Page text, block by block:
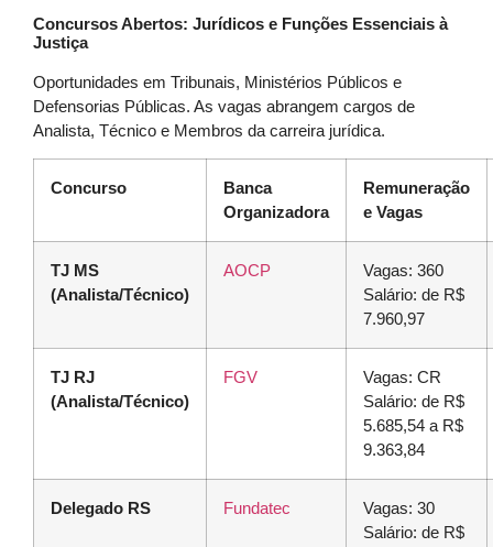
Concursos Abertos: Jurídicos e Funções Essenciais à
Justiça
Oportunidades em Tribunais, Ministérios Públicos e
Defensorias Públicas. As vagas abrangem cargos de
Analista, Técnico e Membros da carreira jurídica.
Concurso
Banca
Organizadora
Remuneração
e Vagas
TJ MS
(Analista/Técnico)
AOCP
Vagas: 360
Salário: de R$
7.960,97
TJ RJ
(Analista/Técnico)
FGV
Vagas: CR
Salário: de R$
5.685,54 a R$
9.363,84
Delegado RS Fundatec
Vagas: 30
Salário: de R$